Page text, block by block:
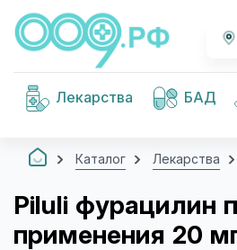
Лекарства БАД
Каталог Лекарства
Piluli фурацилин
применения 20